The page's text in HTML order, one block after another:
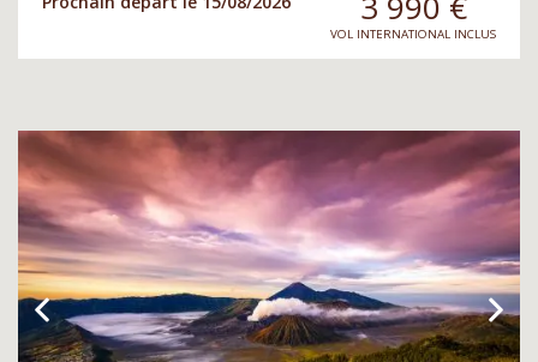
VOL INTERNATIONAL INCLUS